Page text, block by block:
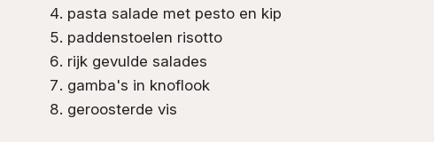
pasta salade met pesto en kip
paddenstoelen risotto
rijk gevulde salades
gamba's in knoflook
geroosterde vis